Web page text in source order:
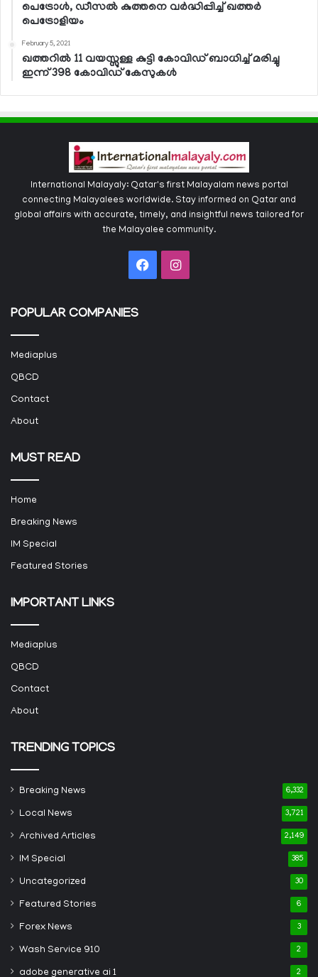
പെട്രോള്‍, ഡീസല്‍ കുത്തനെ വര്‍ദ്ധിപ്പിച്ച് ഖത്തര്‍
പെട്രോളിയം
February 5, 2021
ഖത്തറില്‍ 11 വയസ്സുള്ള കുട്ടി കോവിഡ് ബാധിച്ച് മരിച്ചു
ഇന്ന് 398 കോവിഡ് കേസുകള്‍
International Malayaly: Qatar's first Malayalam news portal
connecting Malayalees worldwide. Stay informed on Qatar and
global affairs with accurate, timely, and insightful news tailored for
the Malayalee community.
FacebookInstagram
POPULAR COMPANIES
Mediaplus
QBCD
Contact
About
MUST READ
Home
Breaking News
IM Special
Featured Stories
IMPORTANT LINKS
Mediaplus
QBCD
Contact
About
TRENDING TOPICS
Breaking News 6,332
Local News 3,721
Archived Articles 2,149
IM Special 385
Uncategorized 30
Featured Stories 6
Forex News 3
Wash Service 910 2
adobe generative ai 1 2